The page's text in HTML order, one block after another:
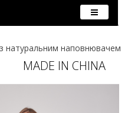
натуральним наповнювачем
MADE IN CHINA